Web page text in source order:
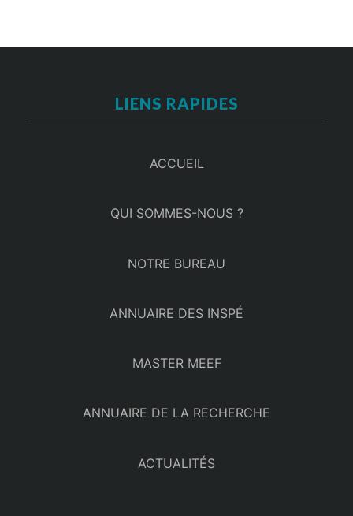
LIENS RAPIDES
ACCUEIL
QUI SOMMES-NOUS ?
NOTRE BUREAU
ANNUAIRE DES INSPÉ
MASTER MEEF
ANNUAIRE DE LA RECHERCHE
ACTUALITÉS